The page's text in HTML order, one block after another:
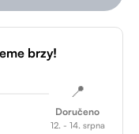
brzy!
📍
Doručeno
12. - 14. srpna